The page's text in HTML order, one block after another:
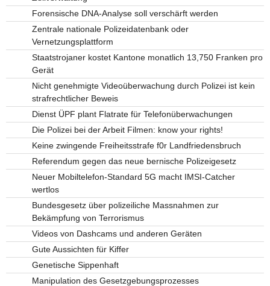
Forensische DNA-Analyse soll verschärft werden
Zentrale nationale Polizeidatenbank oder
Vernetzungsplattform
Staatstrojaner kostet Kantone monatlich 13,750 Franken pro
Gerät
Nicht genehmigte Videoüberwachung durch Polizei ist kein
strafrechtlicher Beweis
Dienst ÜPF plant Flatrate für Telefonüberwachungen
Die Polizei bei der Arbeit Filmen: know your rights!
Keine zwingende Freiheitsstrafe f0r Landfriedensbruch
Referendum gegen das neue bernische Polizeigesetz
Neuer Mobiltelefon-Standard 5G macht IMSI-Catcher
wertlos
Bundesgesetz über polizeiliche Massnahmen zur
Bekämpfung von Terrorismus
Videos von Dashcams und anderen Geräten
Gute Aussichten für Kiffer
Genetische Sippenhaft
Manipulation des Gesetzgebungsprozesses